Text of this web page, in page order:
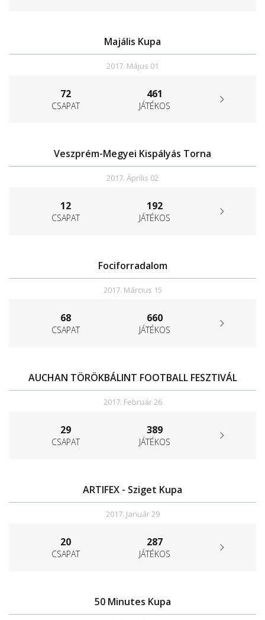
Majális Kupa
2017. Május 01
72
CSAPAT
461
JÁTÉKOS
Veszprém-Megyei Kispályás Torna
2017. Április 02
12
CSAPAT
192
JÁTÉKOS
Fociforradalom
2017. Március 15
68
CSAPAT
660
JÁTÉKOS
AUCHAN TÖRÖKBÁLINT FOOTBALL FESZTIVÁL
2017. Február 26
29
CSAPAT
389
JÁTÉKOS
ARTIFEX - Sziget Kupa
2017. Január 29
20
CSAPAT
287
JÁTÉKOS
50 Minutes Kupa